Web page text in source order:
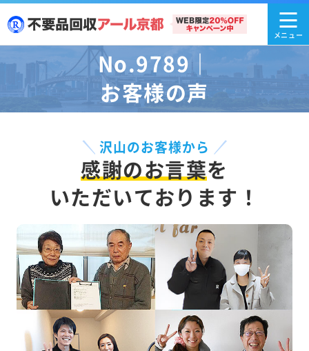
No.9789｜
お客様の声
沢山のお客様から
感謝のお言葉を
いただいております！